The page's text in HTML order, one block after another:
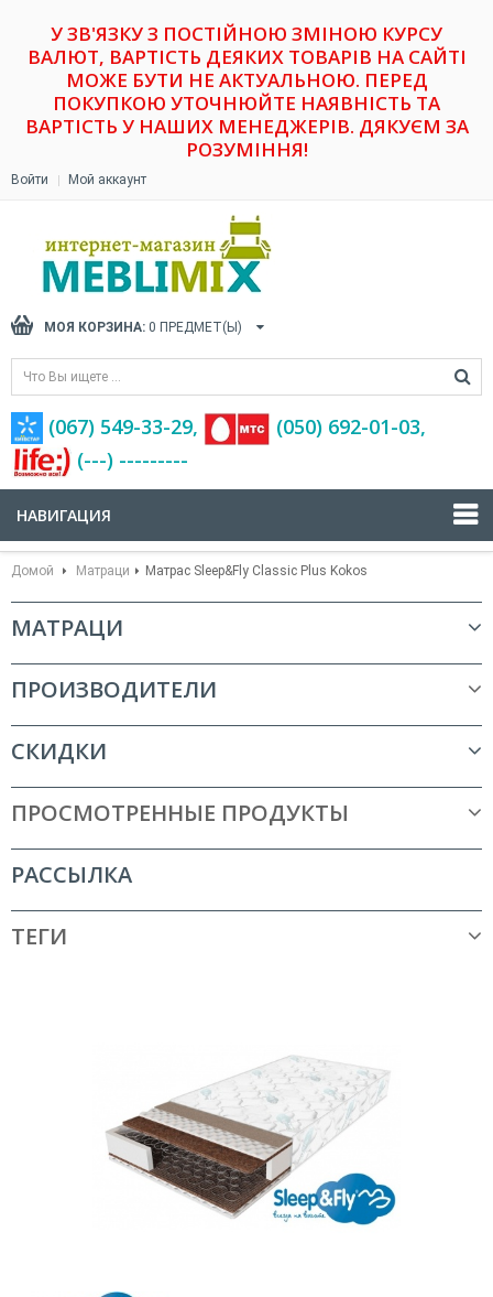
У ЗВ'ЯЗКУ З ПОСТІЙНОЮ ЗМІНОЮ КУРСУ
ВАЛЮТ, ВАРТІСТЬ ДЕЯКИХ ТОВАРІВ НА САЙТІ
МОЖЕ БУТИ НЕ АКТУАЛЬНОЮ. ПЕРЕД
ПОКУПКОЮ УТОЧНЮЙТЕ НАЯВНІСТЬ ТА
ВАРТІСТЬ У НАШИХ МЕНЕДЖЕРІВ. ДЯКУЄМ ЗА
РОЗУМІННЯ!
Войти Мой аккаунт
МОЯ КОРЗИНА: 0 ПРЕДМЕТ(Ы)
(067) 549-33-29,
(‎050) 692-01-03,
(---) ---------
НАВИГАЦИЯ
Домой Матраци Матрас Sleep&Fly Classic Plus Kokos
МАТРАЦИ
ПРОИЗВОДИТЕЛИ
СКИДКИ
ПРОСМОТРЕННЫЕ ПРОДУКТЫ
РАССЫЛКА
ТЕГИ